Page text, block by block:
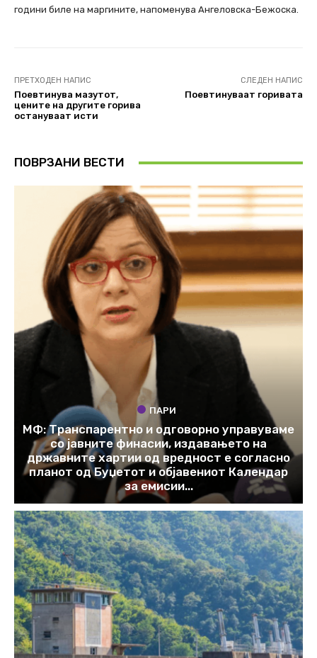
години биле на маргините, напоменува Ангеловска-Бежоска.
ПРЕТХОДЕН НАПИС
Поевтинува мазутот,
цените на другите горива
остануваат исти
СЛЕДЕН НАПИС
Поевтинуваат горивата
ПОВРЗАНИ ВЕСТИ
ПАРИ
МФ: Транспарентно и одговорно управуваме
со јавните финасии, издавањето на
државните хартии од вредност е согласно
планот од Буџетот и објавениот Календар
за емисии...